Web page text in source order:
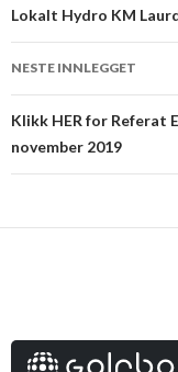
Lokalt Hydro KM
NESTE INNLEGGET
Klikk HER for Referat
november 2019